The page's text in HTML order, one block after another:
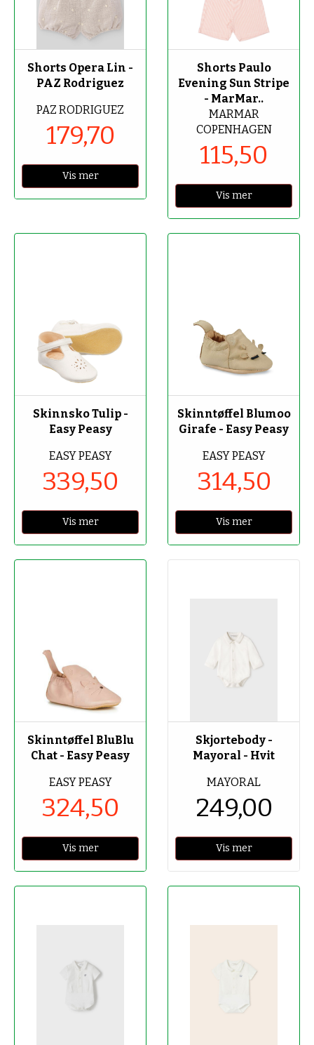
-70%
Shorts Opera Lin -
PAZ Rodriguez
PAZ RODRIGUEZ
179,70
Vis mer
-70%
Shorts Paulo
Evening Sun Stripe
- MarMar..
MARMAR
COPENHAGEN
115,50
Vis mer
-50%
Skinnsko Tulip -
Easy Peasy
EASY PEASY
339,50
Vis mer
Skinntøffel Blumoo
Girafe - Easy Peasy
EASY PEASY
314,50
Vis mer
-50%
Skinntøffel BluBlu
Chat - Easy Peasy
EASY PEASY
324,50
Vis mer
Skjortebody -
Mayoral - Hvit
MAYORAL
249,00
Vis mer